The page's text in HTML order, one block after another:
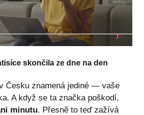
skončila ze dne na den
Česku znamená jediné — vaše
A když se ta značka poškodí,
minutu. Přesně to teď zažívá